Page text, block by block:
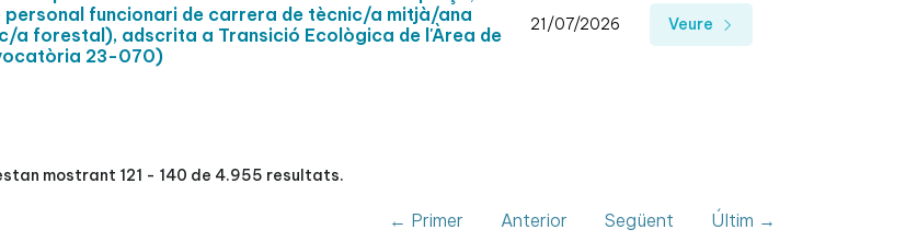
funcionari de carrera de tècnic/a mitjà/ana
a forestal), adscrita a Transició Ecològica de l'Àrea de
23-070)
21/07/2026 Veure
mostrant 121 - 140 de 4.955 resultats.
← Primer Anterior Següent Últim →